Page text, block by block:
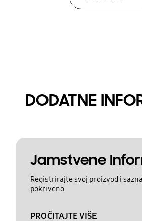
DODATNE
Jamstvene
Registrirajte svoj proizvod i
pokriveno
PROČITAJTE VIŠE